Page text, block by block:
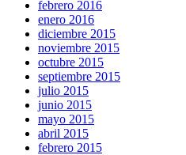
febrero 2016
enero 2016
diciembre 2015
noviembre 2015
octubre 2015
septiembre 2015
julio 2015
junio 2015
mayo 2015
abril 2015
febrero 2015